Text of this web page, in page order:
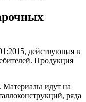
действующая в
Продукция
идут на
ряда